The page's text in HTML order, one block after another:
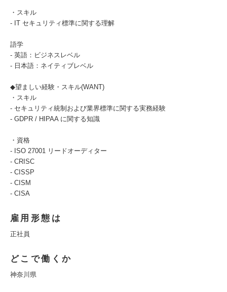
・スキル
- IT セキュリティ標準に関する理解
語学
- 英語：ビジネスレベル
- 日本語：ネイティブレベル
◆望ましい経験・スキル(WANT)
・スキル
- セキュリティ統制および業界標準に関する実務経験
- GDPR / HIPAA に関する知識
・資格
- ISO 27001 リードオーディター
- CRISC
- CISSP
- CISM
- CISA
雇用形態は
正社員
どこで働くか
神奈川県